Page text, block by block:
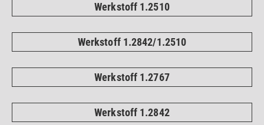
Werkstoff 1.2510
Werkstoff 1.2842/1.2510
Werkstoff 1.2767
Werkstoff 1.2842